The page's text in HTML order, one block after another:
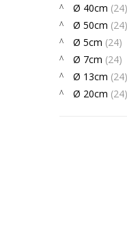
Ø 40cm (24)
Ø 50cm (24)
Ø 5cm (24)
Ø 7cm (24)
Ø 13cm (24)
Ø 20cm (24)